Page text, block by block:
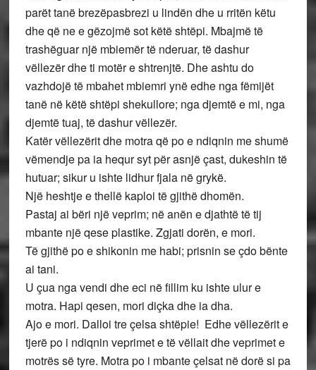
parët tanë brezëpasbrezi u lindën dhe u rritën këtu
dhe që ne e gëzojmë sot këtë shtëpi. Mbajmë të
trashëguar një mbiemër të nderuar, të dashur
vëllezër dhe ti motër e shtrenjtë. Dhe ashtu do
vazhdojë të mbahet mbiemri ynë edhe nga fëmijët
tanë në këtë shtëpi shekullore; nga djemtë e mi, nga
djemtë tuaj, të dashur vëllezër.
Katër vëllezërit dhe motra që po e ndiqnin me shumë
vëmendje pa ia hequr syt për asnjë çast, dukeshin të
hutuar; sikur u ishte lidhur fjala në grykë.
Një heshtje e thellë kaploi të gjithë dhomën.
Pastaj ai bëri një veprim; në anën e djathtë të tij
mbante një qese plastike. Zgjati dorën, e mori.
Të gjithë po e shikonin me habi; prisnin se çdo bënte
ai tani.
U çua nga vendi dhe eci në fillim ku ishte ulur e
motra. Hapi qesen, mori diçka dhe ia dha.
Ajo e mori. Dalloi tre çelsa shtëpie! Edhe vëllezërit e
tjerë po i ndiqnin veprimet e të vëllait dhe veprimet e
motrës së tyre. Motra po i mbante çelsat në dorë si pa